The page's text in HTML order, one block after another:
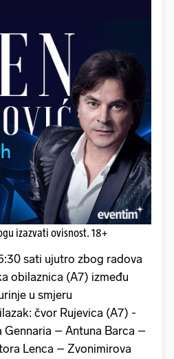
izazvati ovisnost. 18+
sati ujutro zbog radova
obilaznica (A7) između
u smjeru
čvor Rujevica (A7) -
Gennaria – Antuna Barca –
Lenca – Zvonimirova